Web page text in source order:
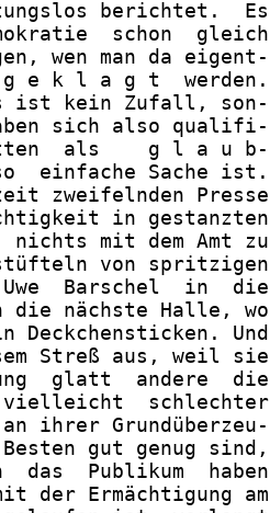
berichtet.  Es
schon  gleich
wen man da eigent-
e k l a g t  werden.
ist kein Zufall, son-
sich also qualifi-
als    g l a u b-
einfache Sache ist.
zweifelnden Presse
in gestanzten
nichts mit dem Amt zu
von spritzigen
Barschel  in  die
die nächste Halle, wo
Deckchensticken. Und
Streß aus, weil sie
glatt  andere  die
schlechter
ihrer Grundüberzeu-
gut genug sind,
das  Publikum  haben
der Ermächtigung am